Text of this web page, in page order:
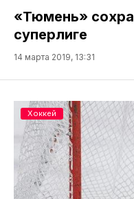
«Тюмень»
суперлиге
14 марта 2019, 13:31
Хоккей